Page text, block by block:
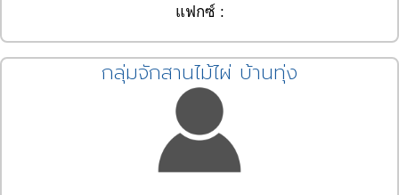
แฟกซ์ :
กลุ่มจักสานไม้ไผ่ บ้านทุ่ง